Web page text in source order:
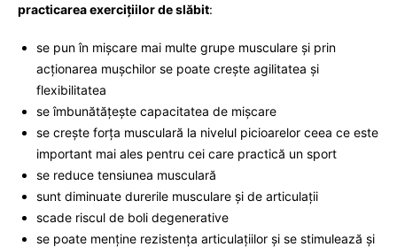
practicarea exercițiilor de slăbit:
se pun în mișcare mai multe grupe musculare și prin
acționarea mușchilor se poate crește agilitatea și
flexibilitatea
se îmbunătățește capacitatea de mișcare
se crește forța musculară la nivelul picioarelor ceea ce este
important mai ales pentru cei care practică un sport
se reduce tensiunea musculară
sunt diminuate durerile musculare și de articulații
scade riscul de boli degenerative
se poate menține rezistența articulațiilor și se stimulează și